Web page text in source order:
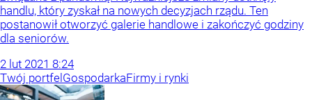
handlu, który zyskał na nowych decyzjach rządu. Ten
postanowił otworzyć galerie handlowe i zakończyć godziny
dla seniorów.
2 lut 2021 8:24
Twój portfel GospodarkaFirmy i rynki